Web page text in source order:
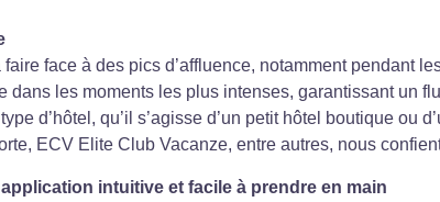
face à des pics d’affluence, notamment pendant
dans les moments les plus intenses, garantissant un
d’hôtel, qu’il s’agisse d’un petit hôtel boutique
ECV Elite Club Vacanze, entre autres, nous
intuitive et facile à prendre en main